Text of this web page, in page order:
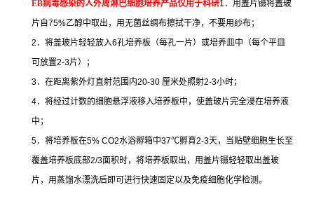
EB病毒感染的人外周淋巴细胞培养产品仅用于科研1 ．用盖片镊将盖玻
片自75%乙醇中取出，用无菌丝绸布擦拭干净，不要用纱布；
2 ．将盖玻片轻轻放入6孔培养板（每孔一片）或培养皿中（每个平皿
可放置2-3片）；
3．在距离紫外灯直射范围内20-30 厘米处照射2-3小时；
4．将经过计数的细胞悬浮液移入培养板中，使盖玻片完全浸在培养液
中；
5．将培养板在5% CO2水浴孵箱中37℃孵育2-3天，当贴壁细胞生长至
覆盖培养板底部2/3面积时，将培养板取出，用盖片镊轻轻取出盖玻
片，用蒸馏水漂洗后即可进行快速固定以及免疫细胞化学检测。